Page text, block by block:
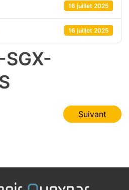
16 juillet 2025
16 juillet 2025
Suivant